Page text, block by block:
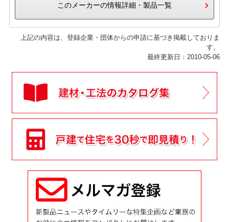
このメーカーの情報詳細・製品一覧
上記の内容は、登録企業・団体からの申請に基づき掲載しておりま
す。
最終更新日：2010-05-06